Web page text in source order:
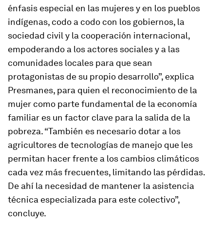
énfasis especial en las mujeres y en los pueblos
indígenas, codo a codo con los gobiernos, la
sociedad civil y la cooperación internacional,
empoderando a los actores sociales y a las
comunidades locales para que sean
protagonistas de su propio desarrollo”, explica
Presmanes, para quien el reconocimiento de la
mujer como parte fundamental de la economía
familiar es un factor clave para la salida de la
pobreza. “También es necesario dotar a los
agricultores de tecnologías de manejo que les
permitan hacer frente a los cambios climáticos
cada vez más frecuentes, limitando las pérdidas.
De ahí la necesidad de mantener la asistencia
técnica especializada para este colectivo”,
concluye.